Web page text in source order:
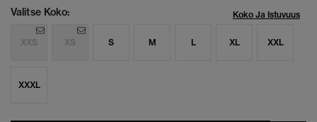
Valitse Koko: Koko Ja Istuvuus
XXS XS S M L XL XXL
XXXL